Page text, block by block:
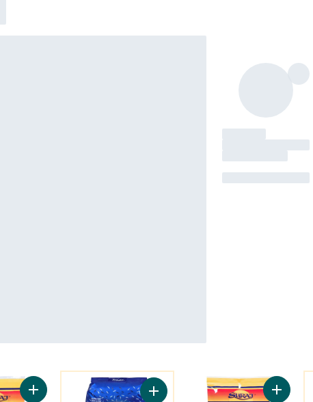
Ajouter Bâtonnets de cannelle (Dalchini) au panier
Vous Pourriez Aussi Aimer
Ajouter Riz basmati sac au panier
Ajouter